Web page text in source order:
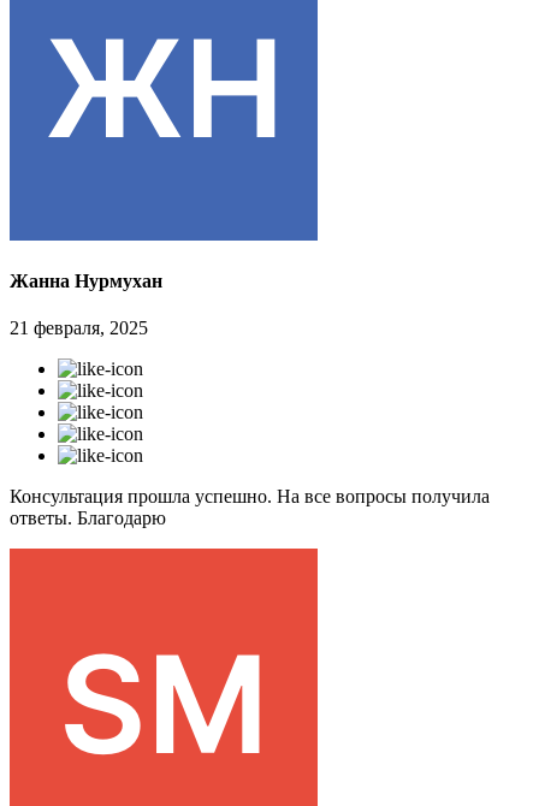
Жанна Нурмухан
21 февраля, 2025
Консультация прошла успешно. На все вопросы получила
ответы. Благодарю